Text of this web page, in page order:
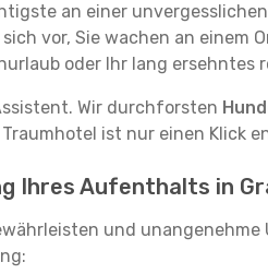
an einer
vor, Sie wachen an
oder Ihr lang ersehntes
Wir durchforsten
ist nur einen Klick
Ihres Aufenthalts in
und